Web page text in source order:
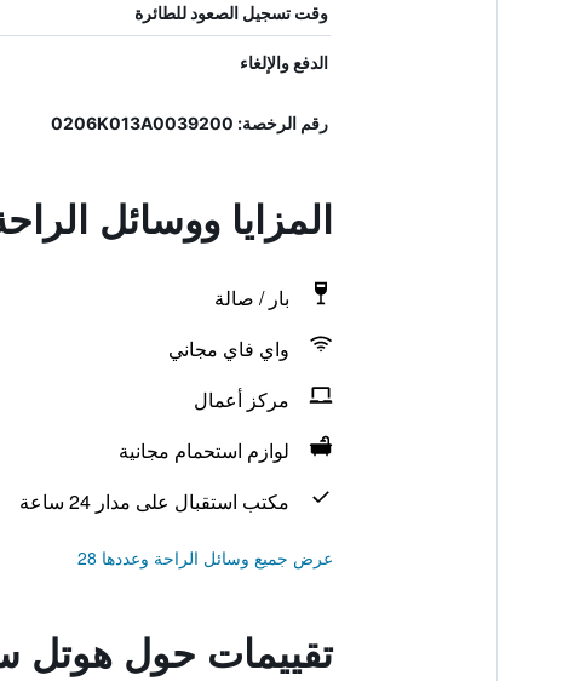
وقت تسجيل الصعود للطائرة
الدفع والإلغاء
رقم الرخصة: 0206K013A0039200
المزايا ووسائل
بار / صالة
واي فاي مجاني
مركز أعمال
لوازم استحمام مجانية
مكتب استقبال على مدار 24 ساعة
عرض جميع وسائل الراحة وعددها 28
تقييمات حول هوتل